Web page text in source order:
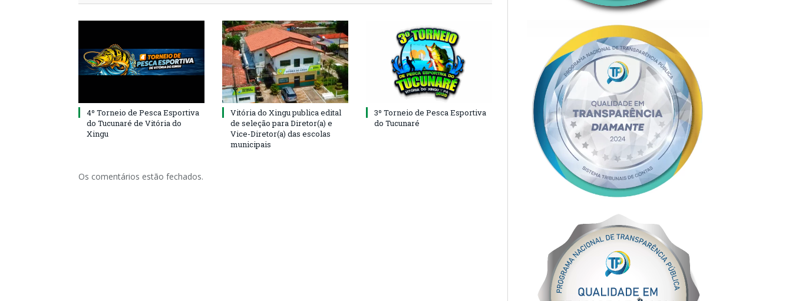
4º Torneio de Pesca Esportiva
do Tucunaré de Vitória do
Xingu
Vitória do Xingu publica edital
de seleção para Diretor(a) e
Vice-Diretor(a) das escolas
municipais
3º Torneio de Pesca Esportiva
do Tucunaré
Os comentários estão fechados.